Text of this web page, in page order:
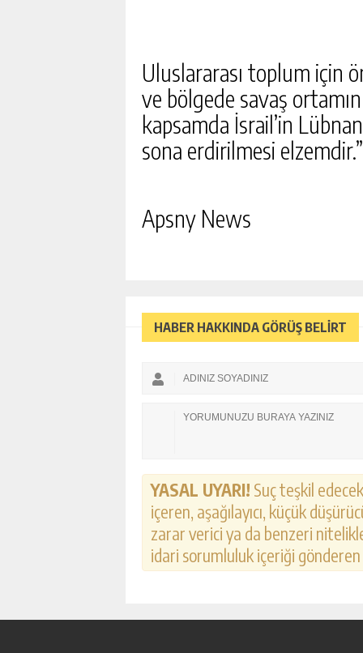
Uluslararası toplum için
ve bölgede savaş
kapsamda İsrail’in
sona erdirilmesi elzemdir.”
Apsny News
HABER HAKKINDA GÖRÜŞ BELİRT
YASAL UYARI! Suç teşkil
içeren, aşağılayıcı, küçük
zarar verici ya da benzeri
idari sorumluluk içeriği